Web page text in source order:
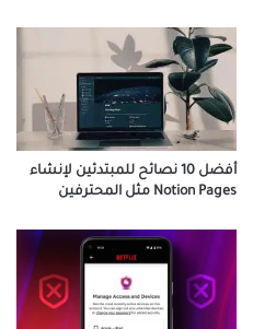
أفضل 10 نصائح للمبتدئين لإنشاء
Notion Pages مثل المحترفين